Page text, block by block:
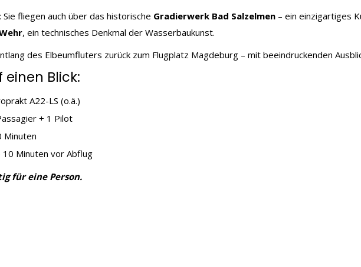
fliegen auch über das historische Gradierwerk Bad Salzelmen – ein einzigartiges
, ein technisches Denkmal der Wasserbaukunst.
des Elbeumfluters zurück zum Flugplatz Magdeburg – mit beeindruckenden
einen Blick:
A22-LS (o.ä.)
+ 1 Pilot
Minuten
Minuten vor Abflug
für eine Person.